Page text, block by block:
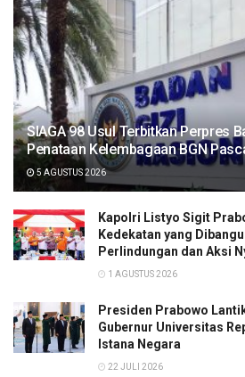
SIAGA 98 Usul Terbitkan Perpres
Penataan Kelembagaan BGN
5 AGUSTUS 2026
Kapolri Listyo Sigit
Kedekatan yang
Perlindungan dan Aksi
1 AGUSTUS 2026
Presiden Prabowo
Gubernur Universitas
Istana Negara
22 JULI 2026